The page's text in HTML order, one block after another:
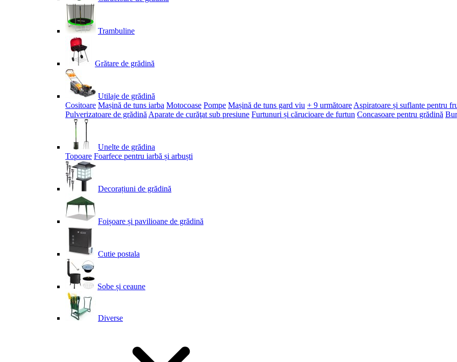
Trambuline
Grătare de grădină
Utilaje de grădină
Cositoare Mașină de tuns iarba Motocoase Pompe Mașină de tuns gard viu + 9 următoare Aspiratoare și suflante pentru
Pulverizatoare de grădină Aparate de curăţat sub presiune Furtunuri și cărucioare de furtun Concasoare pentru grădină
Unelte de grădina
Topoare Foarfece pentru iarbă și arbuști
Decorațiuni de grădină
Foișoare și pavilioane de grădină
Cutie postala
Sobe și ceaune
Diverse